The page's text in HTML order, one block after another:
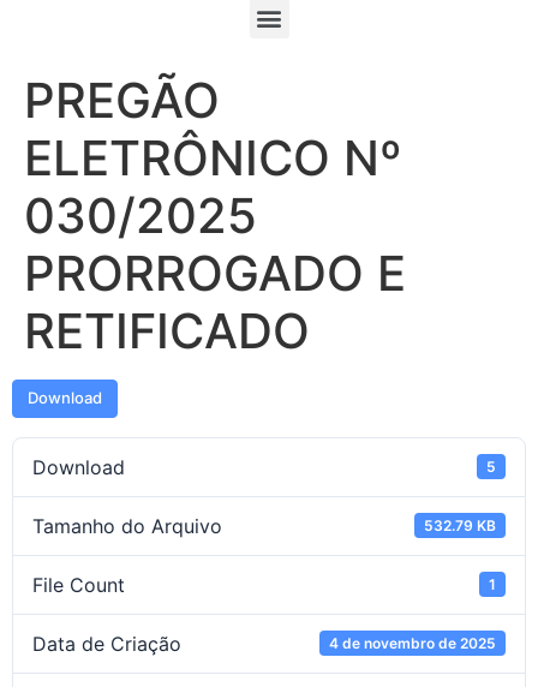
PREGÃO
ELETRÔNICO Nº
030/2025
PRORROGADO E
RETIFICADO
Download
Download 5
Tamanho do Arquivo 532.79 KB
File Count 1
Data de Criação 4 de novembro de 2025